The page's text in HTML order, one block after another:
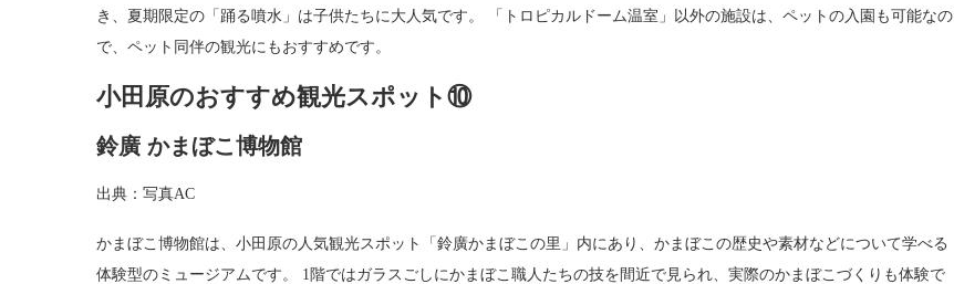
き、夏期限定の「踊る噴水」は子供たちに大人気です。 「トロピカルドーム温室」以外の施設は、ペットの入園も可能なの
で、ペット同伴の観光にもおすすめです。
小田原のおすすめ観光スポット⑩
鈴廣 かまぼこ博物館
出典：写真AC
かまぼこ博物館は、小田原の人気観光スポット「鈴廣かまぼこの里」内にあり、かまぼこの歴史や素材などについて学べる
体験型のミュージアムです。 1階ではガラスごしにかまぼこ職人たちの技を間近で見られ、実際のかまぼこづくりも体験で